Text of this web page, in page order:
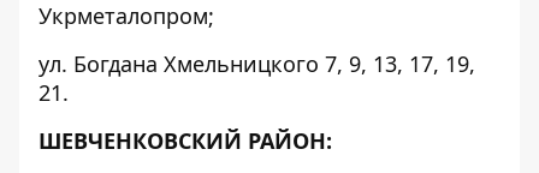
Укрметалопром;
ул. Богдана Хмельницкого 7, 9, 13, 17, 19,
21.
ШЕВЧЕНКОВСКИЙ РАЙОН: